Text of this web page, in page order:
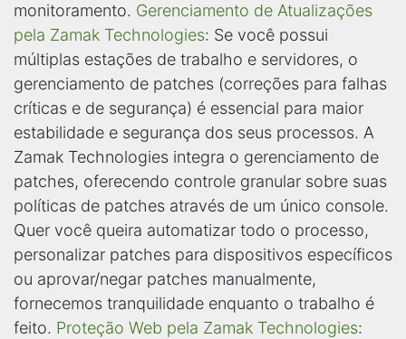
monitoramento. Gerenciamento de Atualizações
pela Zamak Technologies: Se você possui
múltiplas estações de trabalho e servidores, o
gerenciamento de patches (correções para falhas
críticas e de segurança) é essencial para maior
estabilidade e segurança dos seus processos. A
Zamak Technologies integra o gerenciamento de
patches, oferecendo controle granular sobre suas
políticas de patches através de um único console.
Quer você queira automatizar todo o processo,
personalizar patches para dispositivos específicos
ou aprovar/negar patches manualmente,
fornecemos tranquilidade enquanto o trabalho é
feito. Proteção Web pela Zamak Technologies: